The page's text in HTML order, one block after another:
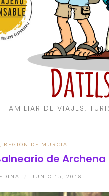
FAMILIAR DE VIAJES,
REGIÓN DE MURCIA
de Archena
JUNIO 15, 2018